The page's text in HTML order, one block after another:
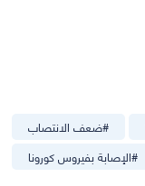
#ضعف الانتصاب
#الإصابة بفيروس كورونا